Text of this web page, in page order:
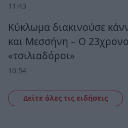
11:43
Κύκλωμα διακινούσε
και Μεσσήνη – Ο
«τσιλιαδόροι»
10:54
Δείτε όλες τις ειδήσεις